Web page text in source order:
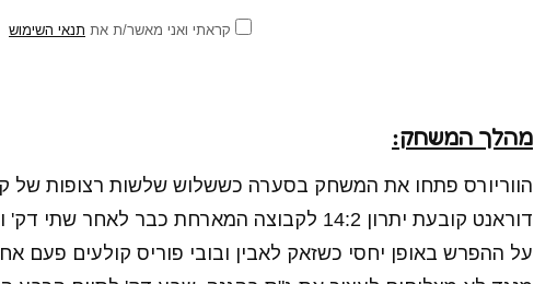
קראתי ואני מאשר/ת את תנאי השימוש
מהלך המשחק:
הווריורס פתחו את המשחק בסערה כששלוש שלשות רצופות של
על ההפרש באופן יחסי כשזאק לאבין ובובי פוריס קולעים פעם